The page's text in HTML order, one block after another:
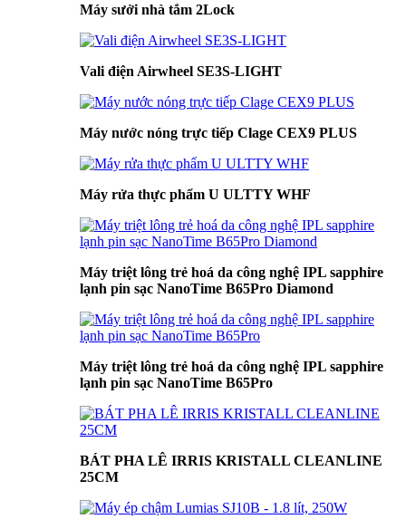
Máy sưởi nhà tắm 2Lock
Vali điện Airwheel SE3S-LIGHT
Máy nước nóng trực tiếp Clage CEX9 PLUS
Máy rửa thực phẩm U ULTTY WHF
Máy triệt lông trẻ hoá da công nghệ IPL sapphire
lạnh pin sạc NanoTime B65Pro Diamond
Máy triệt lông trẻ hoá da công nghệ IPL sapphire
lạnh pin sạc NanoTime B65Pro
BÁT PHA LÊ IRRIS KRISTALL CLEANLINE
25CM